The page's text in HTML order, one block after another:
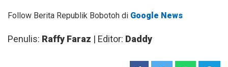
Follow Berita Republik Bobotoh di Google News
Penulis: Raffy Faraz | Editor: Daddy